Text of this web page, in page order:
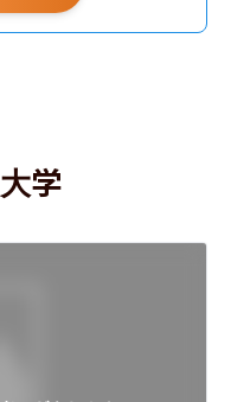
学